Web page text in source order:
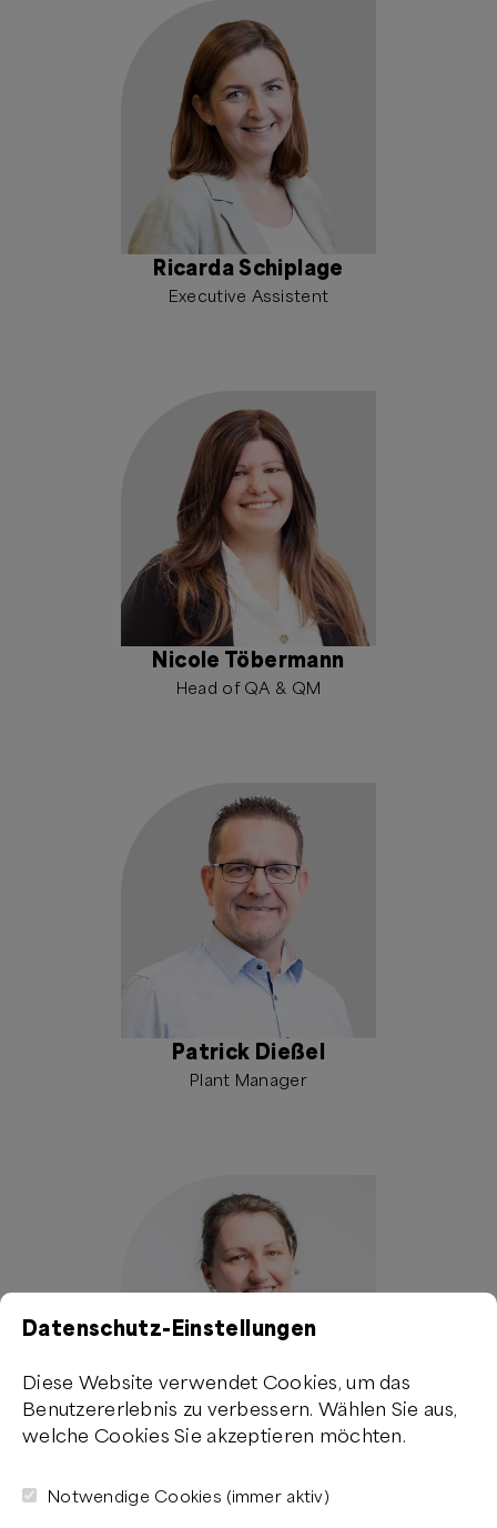
Datenschutz-Einstellungen
Diese Website verwendet Cookies, um das
Benutzererlebnis zu verbessern. Wählen Sie aus,
welche Cookies Sie akzeptieren möchten.
Notwendige Cookies (immer aktiv)
Ricarda Schiplage
Executive Assistent
Nicole Töbermann
Head of QA & QM
Patrick Dießel
Plant Manager
Dr. Maren Behringer